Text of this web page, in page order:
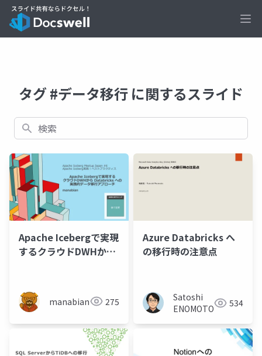
タグ #データ移行 に関するスライド
検索
Apache Icebergで実現
するクラウドDWHから
manabian 275
Azure Databricks へ
の移行時の注意点
Satoshi
ENOMOTO
534